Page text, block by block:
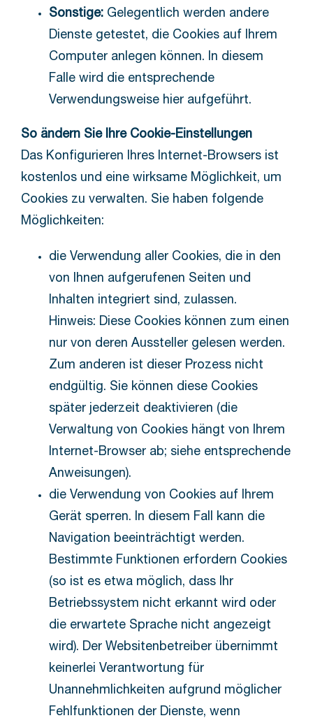
Sonstige: Gelegentlich werden andere
Dienste getestet, die Cookies auf Ihrem
Computer anlegen können. In diesem
Falle wird die entsprechende
Verwendungsweise hier aufgeführt.
So ändern Sie Ihre Cookie-Einstellungen
Das Konfigurieren Ihres Internet-Browsers ist
kostenlos und eine wirksame Möglichkeit, um
Cookies zu verwalten. Sie haben folgende
Möglichkeiten:
die Verwendung aller Cookies, die in den
von Ihnen aufgerufenen Seiten und
Inhalten integriert sind, zulassen.
Hinweis: Diese Cookies können zum einen
nur von deren Aussteller gelesen werden.
Zum anderen ist dieser Prozess nicht
endgültig. Sie können diese Cookies
später jederzeit deaktivieren (die
Verwaltung von Cookies hängt von Ihrem
Internet-Browser ab; siehe entsprechende
Anweisungen).
die Verwendung von Cookies auf Ihrem
Gerät sperren. In diesem Fall kann die
Navigation beeinträchtigt werden.
Bestimmte Funktionen erfordern Cookies
(so ist es etwa möglich, dass Ihr
Betriebssystem nicht erkannt wird oder
die erwartete Sprache nicht angezeigt
wird). Der Websitenbetreiber übernimmt
keinerlei Verantwortung für
Unannehmlichkeiten aufgrund möglicher
Fehlfunktionen der Dienste, wenn